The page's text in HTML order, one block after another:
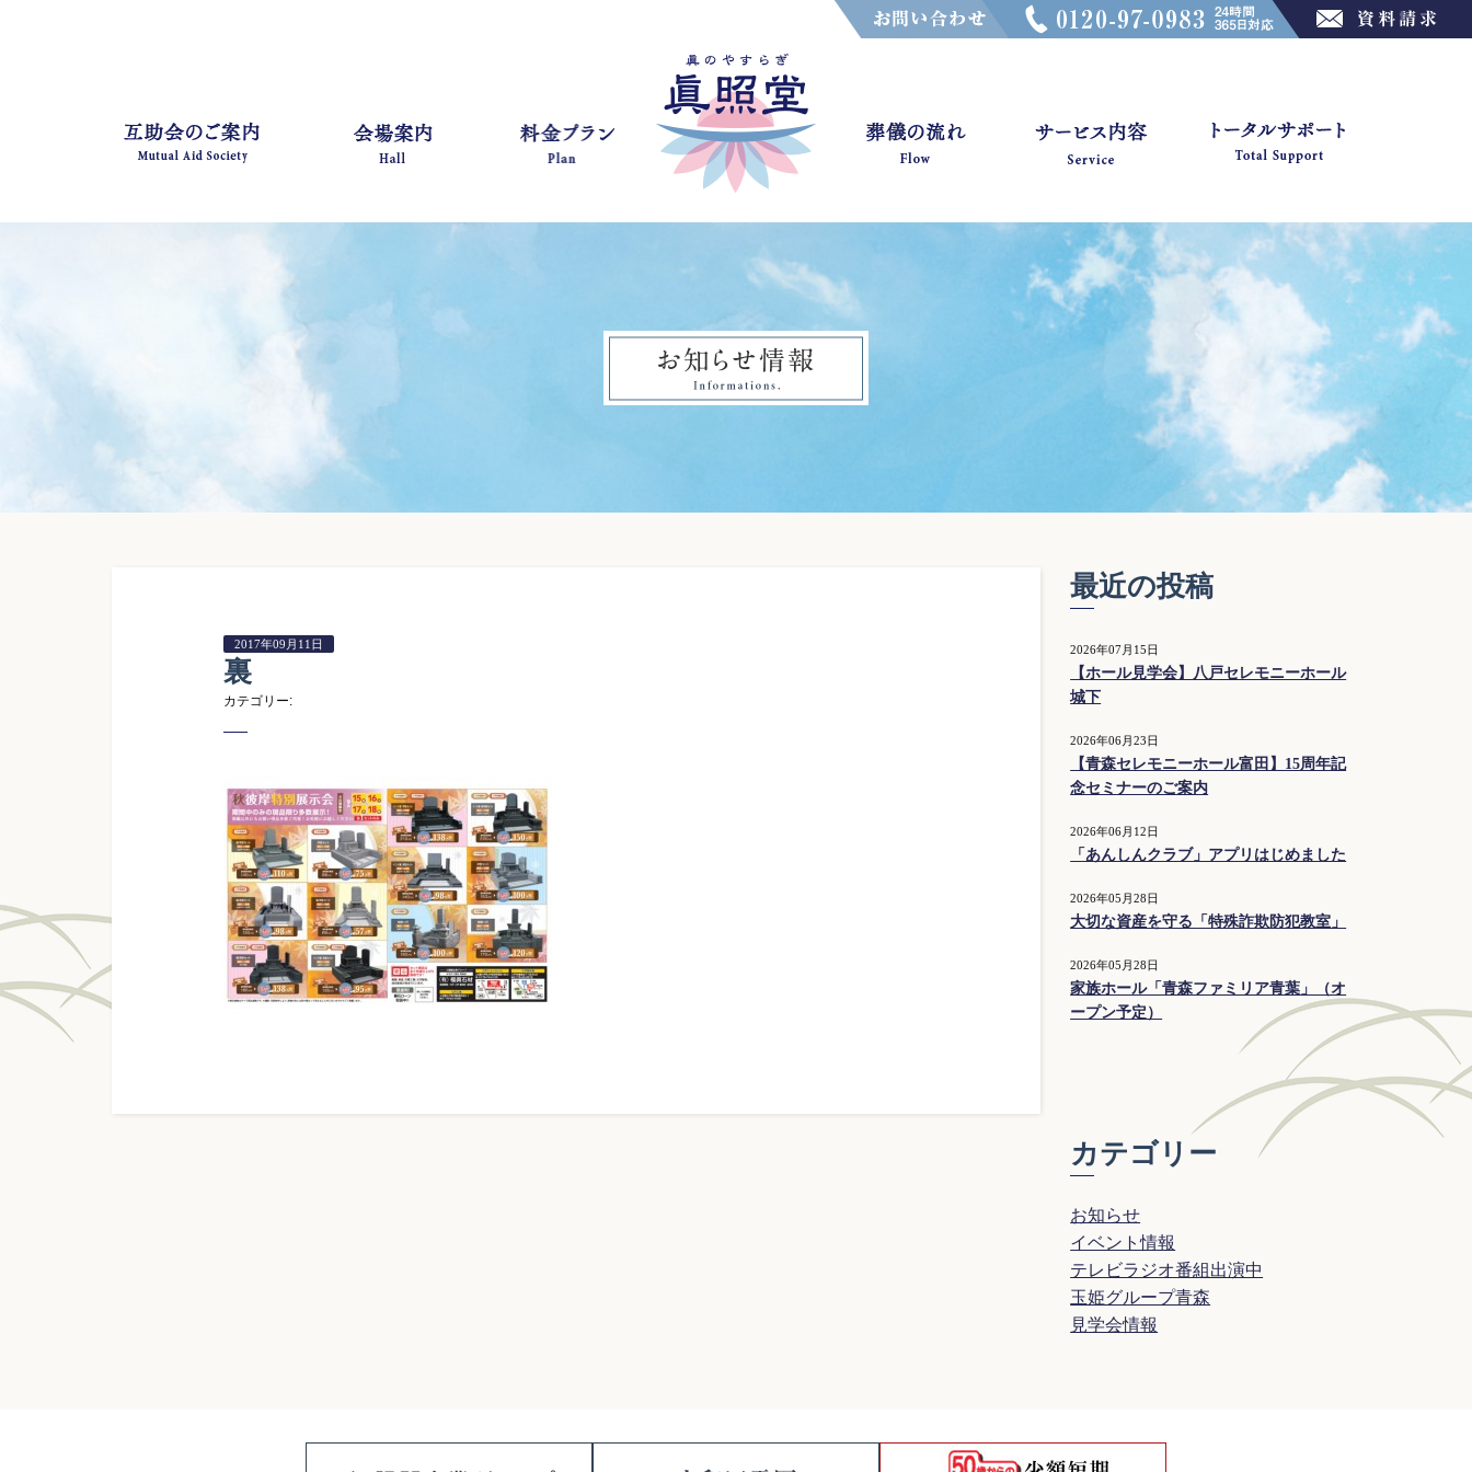
2017年09月11日
裏
カテゴリー:
最近の投稿
2026年07月15日
【ホール見学会】八戸セレモニーホール
城下
2026年06月23日
【青森セレモニーホール富田】15周年記
念セミナーのご案内
2026年06月12日
「あんしんクラブ」アプリはじめました
2026年05月28日
大切な資産を守る「特殊詐欺防犯教室」
2026年05月28日
家族ホール「青森ファミリア青葉」（オ
ープン予定）
カテゴリー
お知らせ
イベント情報
テレビラジオ番組出演中
玉姫グループ青森
見学会情報